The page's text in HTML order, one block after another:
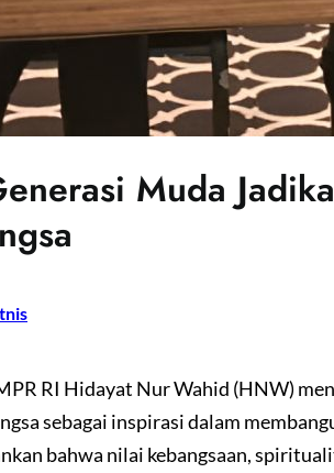
Muda
RI Hidayat Nur Wahid (HNW)
sebagai inspirasi dalam
bahwa nilai kebangsaan,